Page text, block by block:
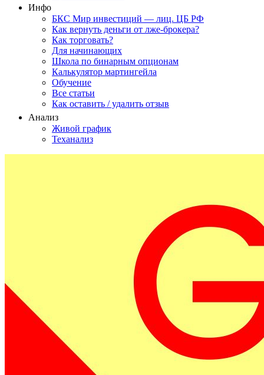
Инфо
БКС Мир инвестиций — лиц. ЦБ РФ
Как вернуть деньги от лже-брокера?
Как торговать?
Для начинающих
Школа по бинарным опционам
Калькулятор мартингейла
Обучение
Все статьи
Как оставить / удалить отзыв
Анализ
Живой график
Теханализ